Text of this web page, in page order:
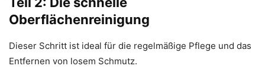
Oberflächenreinigung
Dieser Schritt ist ideal für die regelmäßige Pflege und das
Entfernen von losem Schmutz.